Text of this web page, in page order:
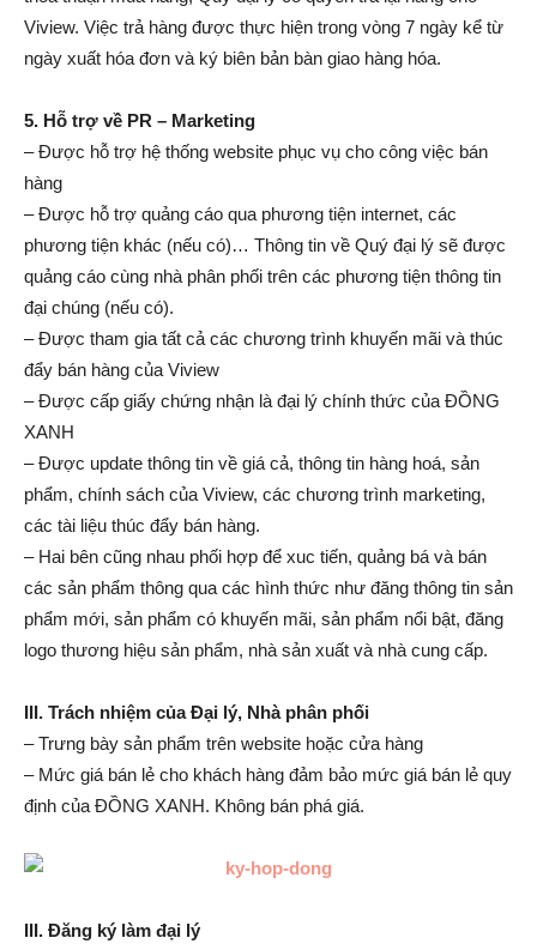
Viview. Việc trả hàng được thực hiện trong vòng 7 ngày kể từ
ngày xuất hóa đơn và ký biên bản bàn giao hàng hóa.
5. Hỗ trợ về PR – Marketing
– Được hỗ trợ hệ thống website phục vụ cho công việc bán
hàng
– Được hỗ trợ quảng cáo qua phương tiện internet, các
phương tiện khác (nếu có)… Thông tin về Quý đại lý sẽ được
quảng cáo cùng nhà phân phối trên các phương tiện thông tin
đại chúng (nếu có).
– Được tham gia tất cả các chương trình khuyến mãi và thúc
đẩy bán hàng của Viview
– Được cấp giấy chứng nhận là đại lý chính thức của ĐỒNG
XANH
– Được update thông tin về giá cả, thông tin hàng hoá, sản
phẩm, chính sách của Viview, các chương trình marketing,
các tài liệu thúc đẩy bán hàng.
– Hai bên cũng nhau phối hợp để xuc tiến, quảng bá và bán
các sản phẩm thông qua các hình thức như đăng thông tin sản
phẩm mới, sản phẩm có khuyến mãi, sản phẩm nổi bật, đăng
logo thương hiệu sản phẩm, nhà sản xuất và nhà cung cấp.
III. Trách nhiệm của Đại lý, Nhà phân phối
– Trưng bày sản phẩm trên website hoặc cửa hàng
– Mức giá bán lẻ cho khách hàng đảm bảo mức giá bán lẻ quy
định của ĐỒNG XANH. Không bán phá giá.
III. Đăng ký làm đại lý